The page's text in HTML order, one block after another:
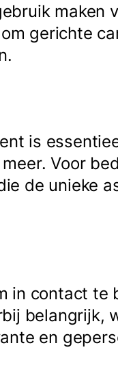
maken
gerichte
is
Voor
de unieke
in contact te
belangrijk,
en